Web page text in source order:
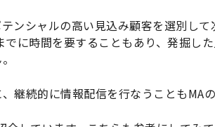
ンシャルの高い見込み顧客を選別し
に時間を要することもあり、発掘し
継続的に情報配信を行なうこともMAの